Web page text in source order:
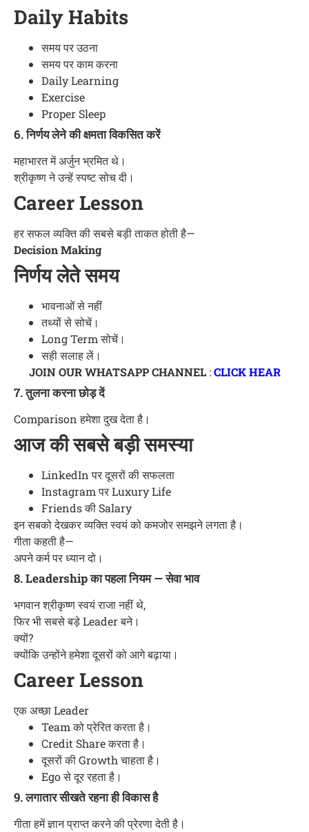
Daily Habits
समय पर उठना
समय पर काम करना
Daily Learning
Exercise
Proper Sleep
6. निर्णय लेने की क्षमता विकसित करें
महाभारत में अर्जुन भ्रमित थे।
श्रीकृष्ण ने उन्हें स्पष्ट सोच दी।
Career Lesson
हर सफल व्यक्ति की सबसे बड़ी ताकत होती है—
Decision Making
निर्णय लेते समय
भावनाओं से नहीं
तथ्यों से सोचें।
Long Term सोचें।
सही सलाह लें।
JOIN OUR WHATSAPP CHANNEL:CLICK HEAR
7. तुलना करना छोड़ दें
Comparison हमेशा दुख देता है।
आज की सबसे बड़ी समस्या
LinkedIn पर दूसरों की सफलता
Instagram पर Luxury Life
Friends की Salary
इन सबको देखकर व्यक्ति स्वयं को कमजोर समझने लगता है।
गीता कहती है—
अपने कर्म पर ध्यान दो।
8. Leadership का पहला नियम — सेवा भाव
भगवान श्रीकृष्ण स्वयं राजा नहीं थे,
फिर भी सबसे बड़े Leader बने।
क्यों?
क्योंकि उन्होंने हमेशा दूसरों को आगे बढ़ाया।
Career Lesson
एक अच्छा Leader
Team को प्रेरित करता है।
Credit Share करता है।
दूसरों की Growth चाहता है।
Ego से दूर रहता है।
9. लगातार सीखते रहना ही विकास है
गीता हमें ज्ञान प्राप्त करने की प्रेरणा देती है।